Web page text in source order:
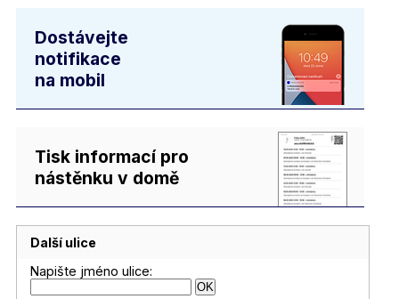
Dostávejte
notifikace
na mobil
Tisk informací pro
nástěnku v domě
Další ulice
Napište jméno ulice: